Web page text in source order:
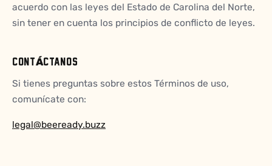
acuerdo con las leyes del Estado de Carolina del Norte,
sin tener en cuenta los principios de conflicto de leyes.
CONTÁCTANOS
Si tienes preguntas sobre estos Términos de uso,
comunícate con:
legal@beeready.buzz